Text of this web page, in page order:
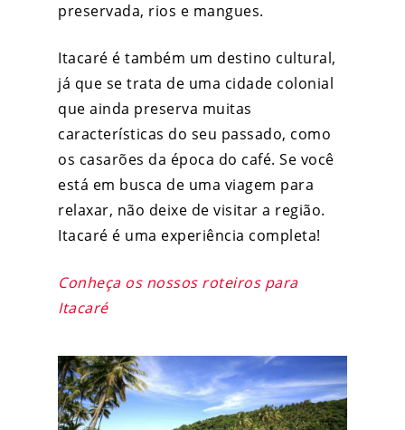
preservada, rios e mangues.
Itacaré é também um destino cultural,
já que se trata de uma cidade colonial
que ainda preserva muitas
características do seu passado, como
os casarões da época do café. Se você
está em busca de uma viagem para
relaxar, não deixe de visitar a região.
Itacaré é uma experiência completa!
Conheça os nossos roteiros para
Itacaré